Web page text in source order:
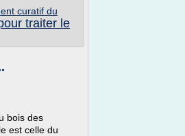
curatif du
traiter le
bois des
est celle du